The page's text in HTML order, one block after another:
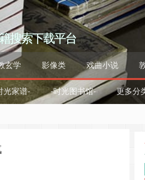
搜索下载平台
玄学 影像类 戏曲小说
光家谱- -时光图书馆- 更多分